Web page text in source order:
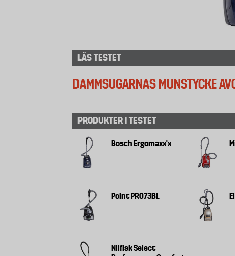
LÄS TESTET
DAMMSUGARNAS MUNSTYCKE
PRODUKTER I TESTET
Bosch Ergomaxx'x
Point PRO73BL
Nilfisk Select